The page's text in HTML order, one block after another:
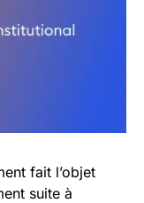
fait l’objet
suite à